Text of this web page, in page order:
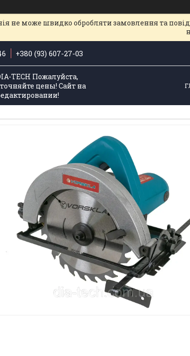
не може швидко обробляти замовлення та
+380 (93) 607-27-03
TECH Пожалуйста,
цены! Сайт на